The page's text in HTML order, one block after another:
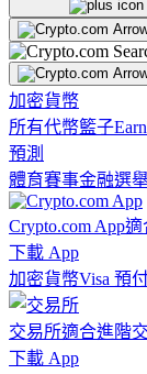
加密貨幣
所有代幣籃子Earn
預測
體育賽事金融選
Crypto.com App適
下載 App
加密貨幣Visa 預
交易所適合進階
下載 App